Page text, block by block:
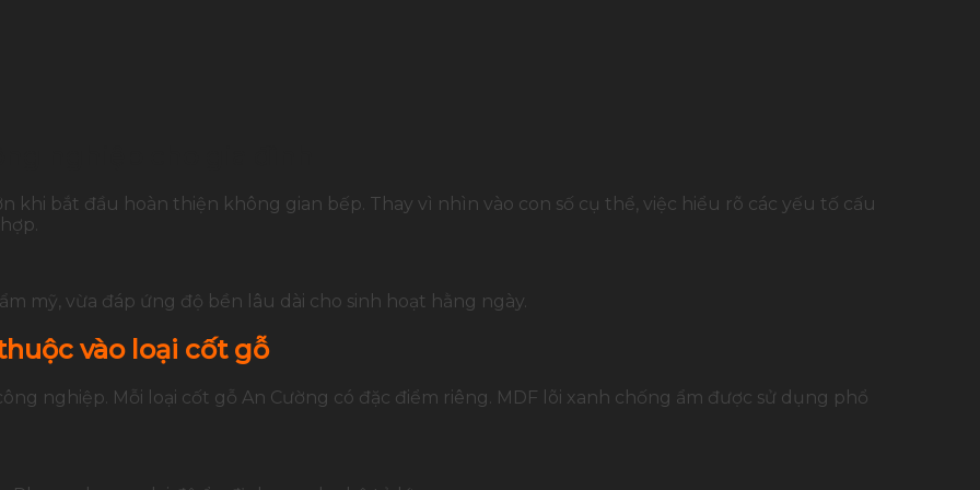
nghiệp cho gia đình
khi bắt đầu hoàn thiện không gian bếp. Thay vì nhìn vào con số cụ thể, việc hiểu rõ các yếu tố cấu
mỹ, vừa đáp ứng độ bền lâu dài cho sinh hoạt hằng ngày.
vào loại cốt gỗ
nghiệp. Mỗi loại cốt gỗ An Cường có đặc điểm riêng. MDF lõi xanh chống ẩm được sử dụng phổ